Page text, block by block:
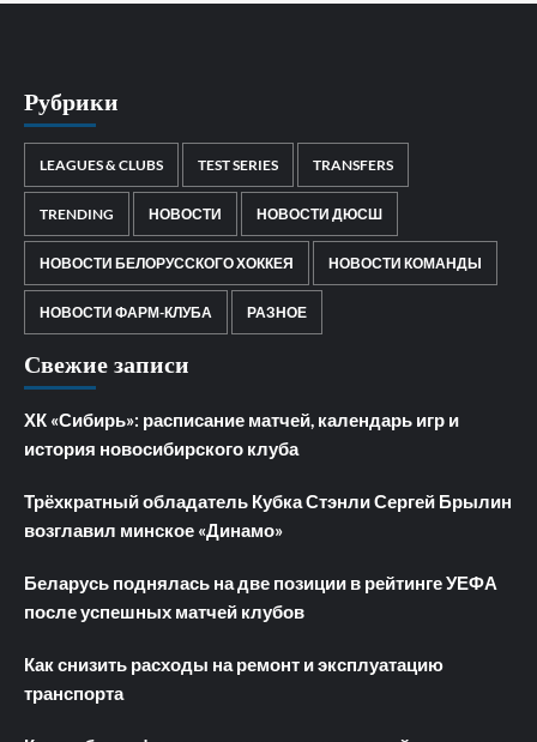
Рубрики
LEAGUES & CLUBS TEST SERIES TRANSFERS
TRENDING НОВОСТИ НОВОСТИ ДЮСШ
НОВОСТИ БЕЛОРУССКОГО ХОККЕЯ НОВОСТИ КОМАНДЫ
НОВОСТИ ФАРМ-КЛУБА РАЗНОЕ
Свежие записи
ХК «Сибирь»: расписание матчей, календарь игр и
история новосибирского клуба
Трёхкратный обладатель Кубка Стэнли Сергей Брылин
возглавил минское «Динамо»
Беларусь поднялась на две позиции в рейтинге УЕФА
после успешных матчей клубов
Как снизить расходы на ремонт и эксплуатацию
транспорта